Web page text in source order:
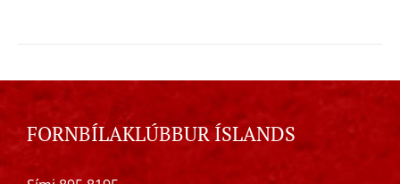
FORNBÍLAKLÚBBUR ÍSLANDS